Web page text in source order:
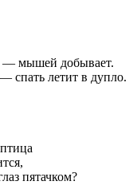
— мышей добывает.
спать летит в дупло.
пятачком?